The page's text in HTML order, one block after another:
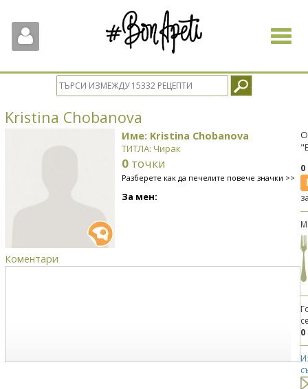
Toggle
Kristina Chobanova
Име: Kristina Chobanova
ТИТЛА: Чирак
0 точки
Разберете как да печелите повече значки >>
За мен:
Коментари
0